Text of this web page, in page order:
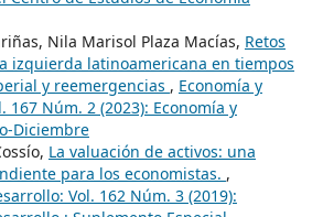
Nila Marisol Plaza Macías, Retos
izquierda latinoamericana en tiempos
y reemergencias , Economía y
167 Núm. 2 (2023): Economía y
Diciembre
La valuación de activos: una
para los economistas. ,
Vol. 162 Núm. 3 (2019):